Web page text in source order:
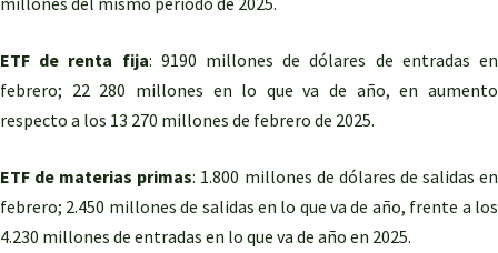
ETF de renta fija: 9190 millones de dólares de entradas en
febrero; 22 280 millones en lo que va de año, en aumento
respecto a los 13 270 millones de febrero de 2025.
ETF de materias primas: 1.800 millones de dólares de salidas en
febrero; 2.450 millones de salidas en lo que va de año, frente a los
4.230 millones de entradas en lo que va de año en 2025.